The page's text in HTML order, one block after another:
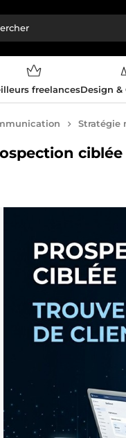
freelancesDesign &
Stratégie